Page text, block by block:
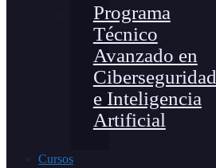
Programa
Técnico
Avanzado en
Ciberseguridad
e Inteligencia
Artificial
Cursos